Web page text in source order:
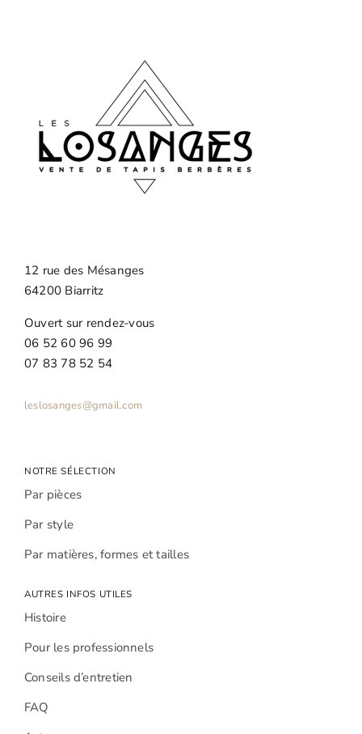
choisies
sur
la
page
du
produit
12 rue des Mésanges
64200 Biarritz
Ouvert sur rendez-vous
06 52 60 96 99
07 83 78 52 54
leslosanges@gmail.com
NOTRE SÉLECTION
Par pièces
Par style
Par matières, formes et tailles
AUTRES INFOS UTILES
Histoire
Pour les professionnels
Conseils d’entretien
FAQ